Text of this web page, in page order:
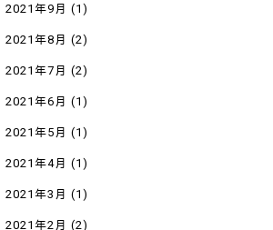
2021年9月 (1)
2021年8月 (2)
2021年7月 (2)
2021年6月 (1)
2021年5月 (1)
2021年4月 (1)
2021年3月 (1)
2021年2月 (2)